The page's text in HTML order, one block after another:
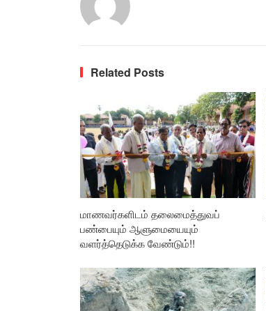
Related Posts
மாணவர்களிடம் தலைமைத்துவப்
பண்பையும் ஆளுமையையும்
வளர்த்தெடுக்க வேண்டும்!!